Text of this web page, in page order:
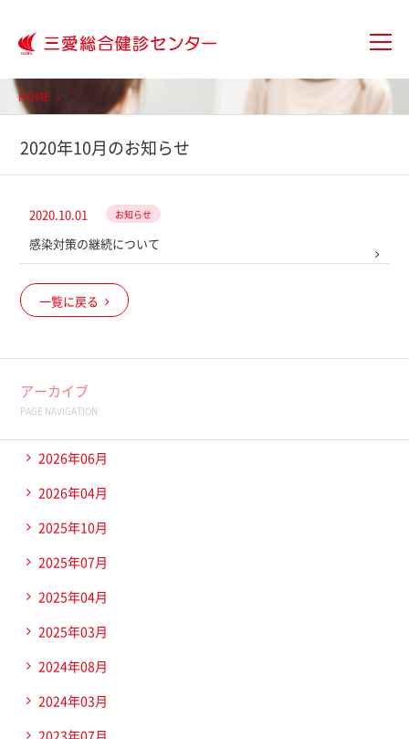
大分三愛メディカルセンター三愛
HOME
2020年10月のお知らせ
2020.10.01 お知らせ
感染対策の継続について
一覧に戻る
アーカイブ
PAGE NAVIGATION
2026年06月
2026年04月
2025年10月
2025年07月
2025年04月
2025年03月
2024年08月
2024年03月
2023年07月